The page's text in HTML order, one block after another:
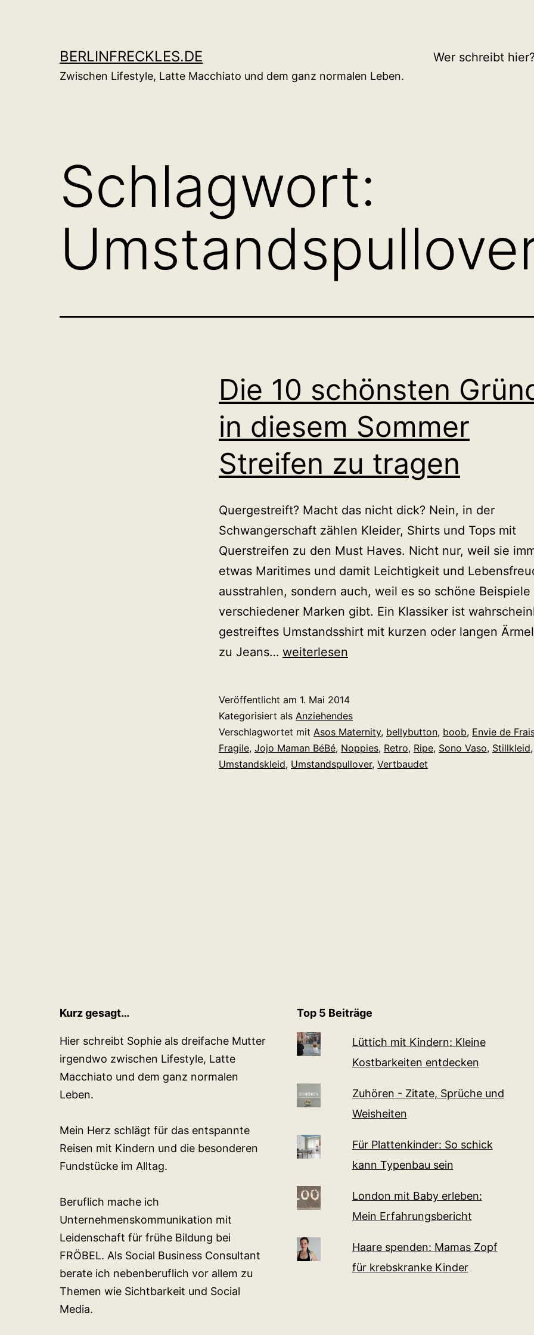
BERLINFRECKLES.DE
Zwischen Lifestyle, Latte Macchiato und dem ganz normalen Leben.
Wer schreibt
Schlagwort:
Die 10 schönsten
in diesem Sommer
Streifen zu tragen
Quergestreift? Macht das nicht dick? Nein, in der
Schwangerschaft zählen Kleider, Shirts und Tops mit
Querstreifen zu den Must Haves. Nicht nur, weil sie
etwas Maritimes und damit Leichtigkeit und
ausstrahlen, sondern auch, weil es so schöne Beispiele
verschiedener Marken gibt. Ein Klassiker ist
gestreiftes Umstandsshirt mit kurzen oder langen
zu Jeans… Die
Gründe,
in
diesem
Sommer
weiterlesen
Veröffentlicht am 1. Mai 2014
Kategorisiert als Anziehendes
Verschlagwortet mit Asos Maternity, bellybutton, boob, Envie de
Fragile, Jojo Maman BéBé, Noppies, Retro, Ripe, Sono Vaso, Stillkleid
Umstandskleid, Umstandspullover, Vertbaudet
Kurz gesagt…
Hier schreibt Sophie als dreifache Mutter
irgendwo zwischen Lifestyle, Latte
Macchiato und dem ganz normalen
Leben.
Mein Herz schlägt für das entspannte
Reisen mit Kindern und die besonderen
Fundstücke im Alltag.
Beruflich mache ich
Unternehmenskommunikation mit
Leidenschaft für frühe Bildung bei
FRÖBEL. Als Social Business Consultant
berate ich nebenberuflich vor allem zu
Themen wie Sichtbarkeit und Social
Media.
Top 5 Beiträge
Lüttich mit Kindern: Kleine
Kostbarkeiten entdecken
Zuhören - Zitate, Sprüche und
Weisheiten
Für Plattenkinder: So schick
kann Typenbau sein
London mit Baby erleben:
Mein Erfahrungsbericht
Haare spenden: Mamas Zopf
für krebskranke Kinder